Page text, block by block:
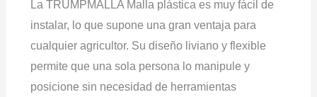
La TRUMPMALLA Malla plástica es muy fácil de
instalar, lo que supone una gran ventaja para
cualquier agricultor. Su diseño liviano y flexible
permite que una sola persona lo manipule y
posicione sin necesidad de herramientas